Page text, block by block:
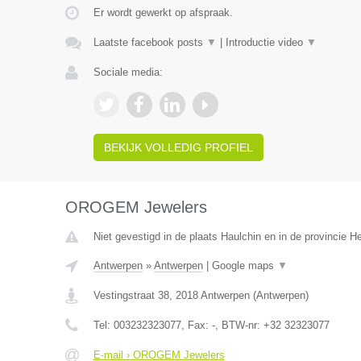
Er wordt gewerkt op afspraak.
Laatste facebook posts ▼ Introductie video ▼
Sociale media:
BEKIJK VOLLEDIG PROFIEL
OROGEM Jewelers
Niet gevestigd in de plaats Haulchin en in de provincie
Antwerpen» Antwerpen| Google maps ▼
Vestingstraat 38, 2018 Antwerpen(Antwerpen)
Tel: 003232323077, Fax: -, BTW-nr: +32 32323077
E-mail › OROGEM Jewelers